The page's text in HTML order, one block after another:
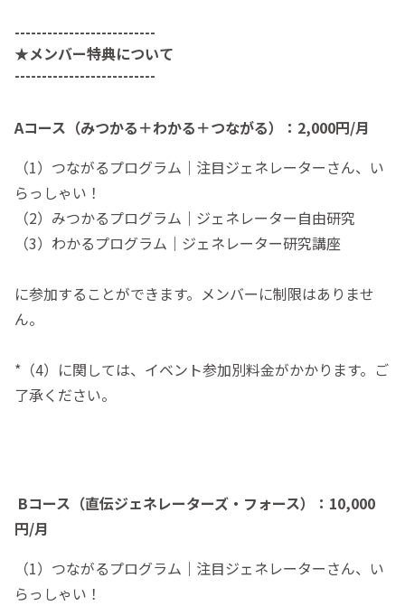
--------------------------
★メンバー特典について
--------------------------
Aコース（みつかる＋わかる＋つながる）：2,000円/月
（1）つながるプログラム｜注目ジェネレーターさん、い
らっしゃい！
（2）みつかるプログラム｜ジェネレーター自由研究
（3）わかるプログラム｜ジェネレーター研究講座
に参加することができます。メンバーに制限はありませ
ん。
*（4）に関しては、イベント参加別料金がかかります。ご
了承ください。
Bコース（直伝ジェネレーターズ・フォース）：10,000
円/月
（1）つながるプログラム｜注目ジェネレーターさん、い
らっしゃい！